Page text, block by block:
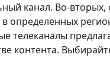
канал. Во-вторых,
телеканалы
контента.